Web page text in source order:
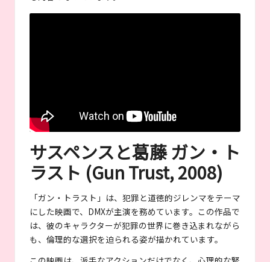
サスペンスと葛藤 ガン・ト
ラスト (Gun Trust, 2008)
「ガン・トラスト」は、犯罪と道徳的ジレンマをテーマ
にした映画で、DMXが主演を務めています。この作品で
は、彼のキャラクターが犯罪の世界に巻き込まれながら
も、倫理的な選択を迫られる姿が描かれています。